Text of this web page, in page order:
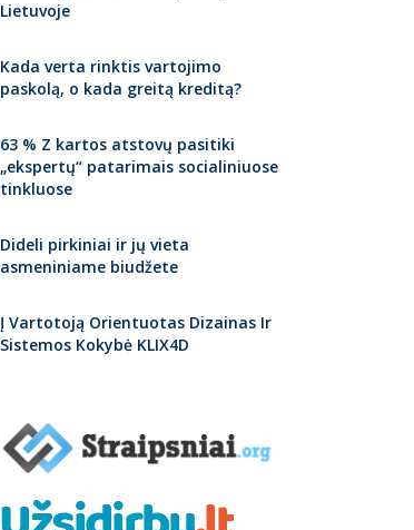
Lietuvoje
Kada verta rinktis vartojimo
paskolą, o kada greitą kreditą?
63 % Z kartos atstovų pasitiki
„ekspertų“ patarimais socialiniuose
tinkluose
Dideli pirkiniai ir jų vieta
asmeniniame biudžete
Į Vartotoją Orientuotas Dizainas Ir
Sistemos Kokybė KLIX4D